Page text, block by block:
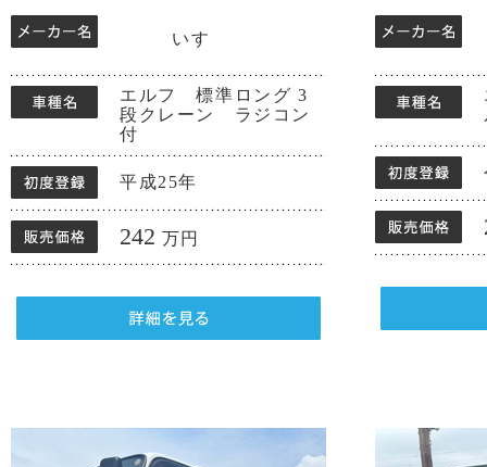
いすゞ
エルフ 標準ロング 3
段クレーン ラジコン
付
平成25年
242 万円